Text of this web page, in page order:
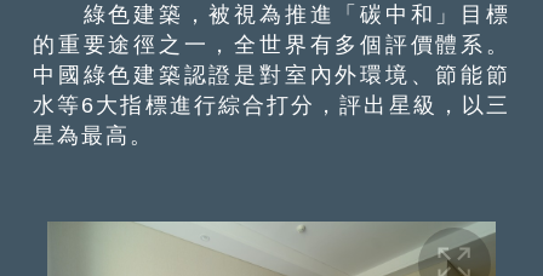
綠色建築，被視為推進「碳中和」目標
的重要途徑之一，全世界有多個評價體系。
中國綠色建築認證是對室內外環境、節能節
水等6大指標進行綜合打分，評出星級，以三
星為最高。